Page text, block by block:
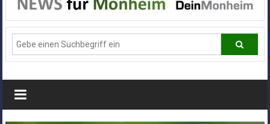
News
aus
Deiner
Stadt
Monheim